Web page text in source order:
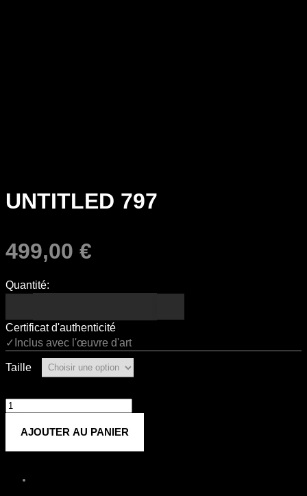
UNTITLED 797
499,00 €
Quantité:
Certificat d'authenticité
✓Inclus avec l'œuvre d'art
Taille
quantité
Untitled
797
AJOUTER AU PANIER